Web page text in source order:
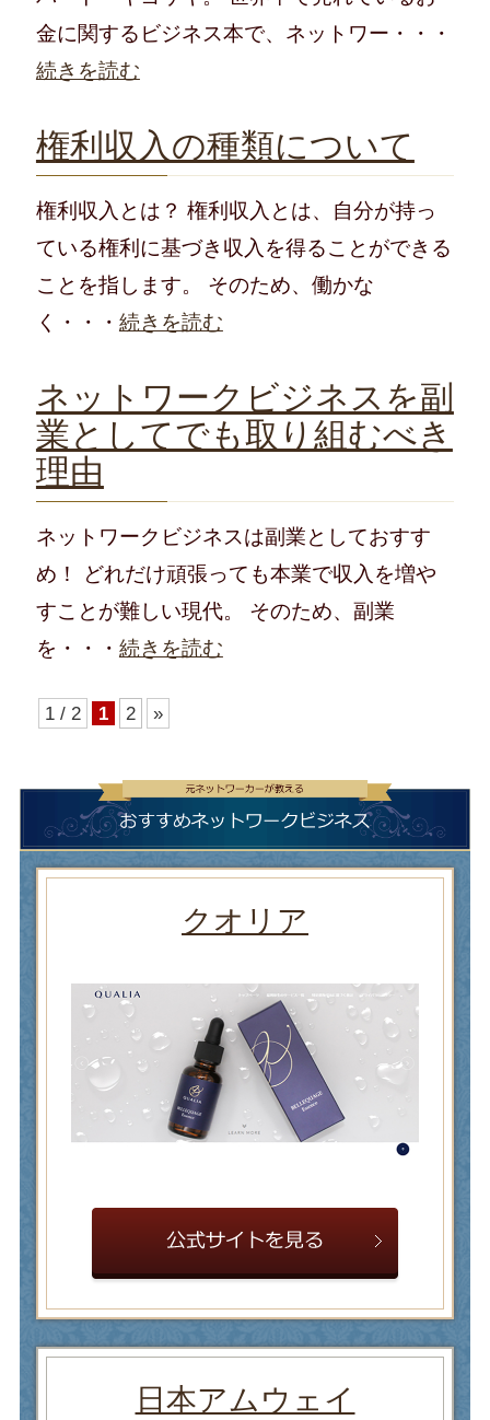
金に関するビジネス本で、ネットワー・・・
続きを読む
権利収入の種類について
権利収入とは？ 権利収入とは、自分が持っ
ている権利に基づき収入を得ることができる
ことを指します。 そのため、働かな
く・・・ 続きを読む
ネットワークビジネスを副
業としてでも取り組むべき
理由
ネットワークビジネスは副業としておすす
め！ どれだけ頑張っても本業で収入を増や
すことが難しい現代。 そのため、副業
を・・・ 続きを読む
1 / 2 1 2 »
クオリア
日本アムウェイ